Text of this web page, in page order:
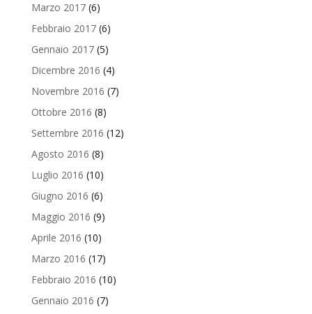
Marzo 2017(6)
Febbraio 2017(6)
Gennaio 2017(5)
Dicembre 2016 (4)
Novembre 2016 (7)
Ottobre 2016 (8)
Settembre 2016 (12)
Agosto 2016 (8)
Luglio 2016 (10)
Giugno 2016 (6)
Maggio 2016 (9)
Aprile 2016 (10)
Marzo 2016 (17)
Febbraio 2016 (10)
Gennaio 2016 (7)